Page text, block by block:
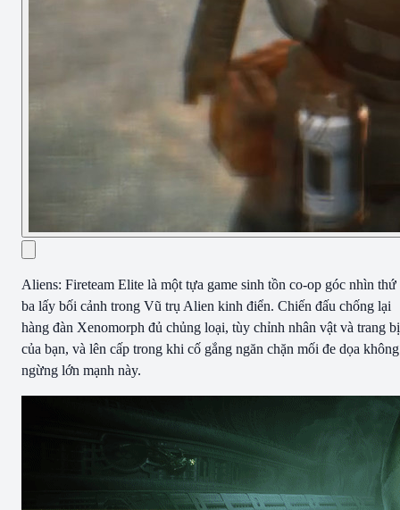
Aliens: Fireteam Elite là một tựa game sinh tồn co-op góc nhìn thứ
ba lấy bối cảnh trong Vũ trụ Alien kinh điển. Chiến đấu chống lại
hàng đàn Xenomorph đủ chủng loại, tùy chỉnh nhân vật và trang bị
của bạn, và lên cấp trong khi cố gắng ngăn chặn mối đe dọa không
ngừng lớn mạnh này.